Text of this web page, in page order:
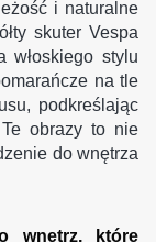
i naturalne
skuter Vespa
włoskiego stylu
na tle
podkreślając
obrazy to nie
do wnętrza
wnętrz, które